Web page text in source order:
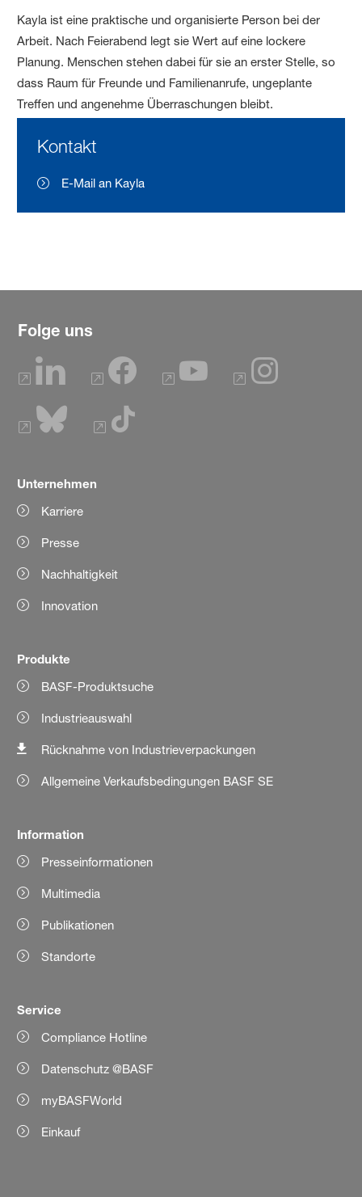
Kayla ist eine praktische und organisierte Person bei der
Arbeit. Nach Feierabend legt sie Wert auf eine lockere
Planung. Menschen stehen dabei für sie an erster Stelle, so
dass Raum für Freunde und Familienanrufe, ungeplante
Treffen und angenehme Überraschungen bleibt.
Kontakt
E-Mail an Kayla
Folge uns
Unternehmen
Karriere
Presse
Nachhaltigkeit
Innovation
Produkte
BASF-Produktsuche
Industrieauswahl
Rücknahme von Industrieverpackungen
Allgemeine Verkaufsbedingungen BASF SE
Information
Presseinformationen
Multimedia
Publikationen
Standorte
Service
Compliance Hotline
Datenschutz @BASF
myBASFWorld
Einkauf